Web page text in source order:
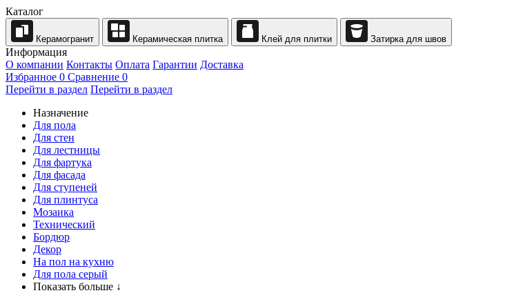
Каталог
Керамогранит Керамическая плитка Клей для плитки Затирка для швов
Информация
О компании Контакты Оплата Гарантии Доставка
Избранное 0 Сравнение 0
Перейти в раздел Перейти в раздел
Назначение
Для пола
Для стен
Для лестницы
Для фартука
Для фасада
Для ступеней
Для плинтуса
Мозаика
Технический
Бордюр
Декор
На пол на кухню
Для пола серый
Показать больше ↓